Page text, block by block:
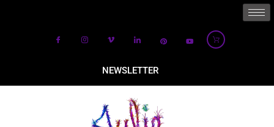
NEWSLETTER